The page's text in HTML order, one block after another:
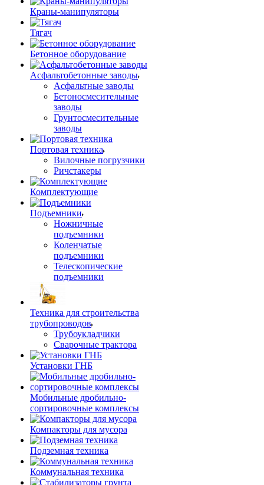
Краны-манипуляторы
Тягач
Бетонное оборудование
Асфальтобетонные заводы
Асфальтные заводы
Бетоносмесительные
заводы
Грунтосмесительные
заводы
Портовая техника
Вилочные погрузчики
Ричстакеры
Комплектующие
Подъемники
Ножничные
подъемники
Коленчатые
подъемники
Телескопические
подъемники
Техника для строительства
трубопроводов
Трубоукладчики
Сварочные трактора
Установки ГНБ
Мобильные дробильно-
сортировочные комплексы
Компакторы для мусора
Подземная техника
Коммунальная техника